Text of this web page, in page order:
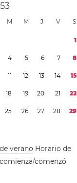
M M J V S
1
4 5 6 7 8
11 12 13 14 15
18 19 20 21 22
25 26 27 28 29
verano Horario de
comenzó